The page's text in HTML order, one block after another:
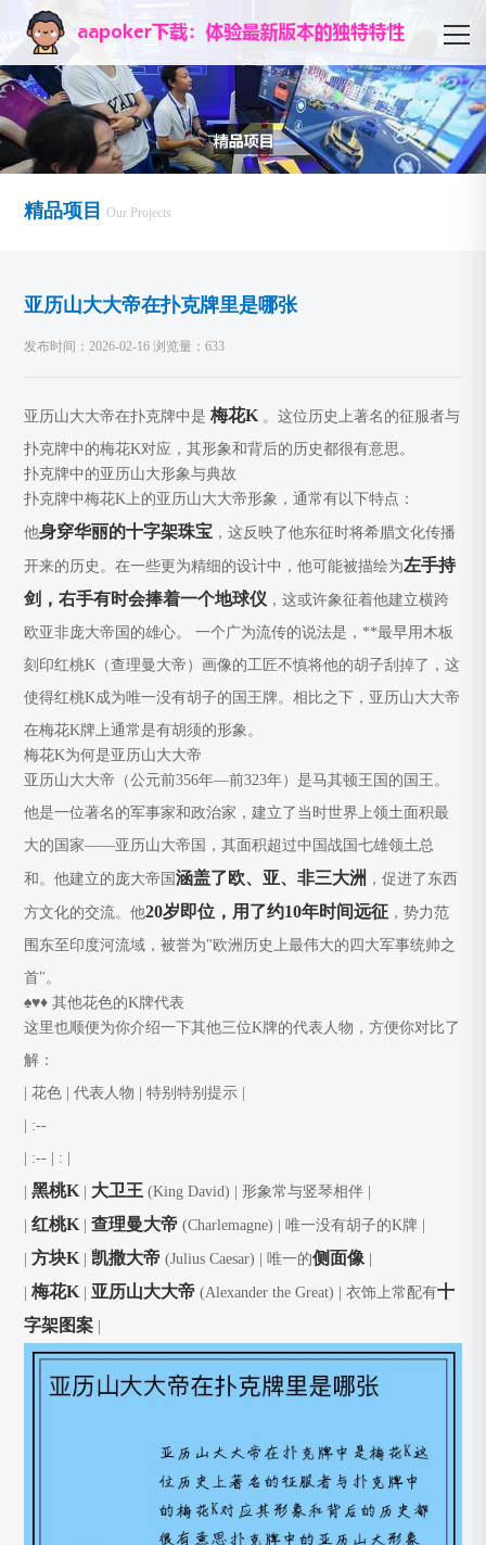
精品项目 Our Projects
亚历山大大帝在扑克牌里是哪张
发布时间：2026-02-16 浏览量：633
亚历山大大帝在扑克牌中是梅花K。这位历史上著名的征服者与
扑克牌中的梅花K对应，其形象和背后的历史都很有意思。
扑克牌中的亚历山大形象与典故
扑克牌中梅花K上的亚历山大大帝形象，通常有以下特点：
他身穿华丽的十字架珠宝 ，这反映了他东征时将希腊文化传播
开来的历史。在一些更为精细的设计中，他可能被描绘为左手持
剑，右手有时会捧着一个地球仪 ，这或许象征着他建立横跨
欧亚非庞大帝国的雄心。
一个广为流传的说法是，**最早用木板
刻印红桃K（查理曼大帝）画像的工匠不慎将他的胡子刮掉了，这
使得红桃K成为唯一没有胡子的国王牌。相比之下，亚历山大大帝
在梅花K牌上通常是有胡须的形象。
梅花K为何是亚历山大大帝
亚历山大大帝（公元前356年—前323年）是马其顿王国的国王。
他是一位著名的军事家和政治家，建立了当时世界上领土面积最
大的国家——亚历山大帝国，其面积超过中国战国七雄领土总
和。他建立的庞大帝国涵盖了欧、亚、非三大洲 ，促进了东西
方文化的交流。他20岁即位，用了约10年时间远征 ，势力范
围东至印度河流域，被誉为"欧洲历史上最伟大的四大军事统帅之
首"。
♠️♥️♦️ 其他花色的K牌代表
这里也顺便为你介绍一下其他三位K牌的代表人物，方便你对比了
解：
| 花色 | 代表人物 | 特别特别提示 |
| :--
| :--
| : |
|黑桃K| 大卫王 (King David) | 形象常与竖琴相伴 |
|红桃K|查理曼大帝 (Charlemagne) | 唯一没有胡子的K牌 |
|方块K|凯撒大帝 (Julius Caesar) | 唯一的侧面像|
|梅花K|亚历山大大帝 (Alexander the Great) | 衣饰上常配有十
字架图案